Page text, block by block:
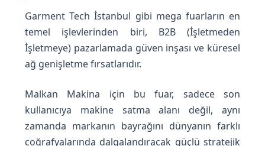
Garment Tech İstanbul gibi mega fuarların en
temel işlevlerinden biri, B2B (İşletmeden
İşletmeye) pazarlamada güven inşası ve küresel
ağ genişletme fırsatlarıdır.
Malkan Makina için bu fuar, sadece son
kullanıcıya makine satma alanı değil, aynı
zamanda markanın bayrağını dünyanın farklı
coğrafyalarında dalgalandıracak güçlü stratejik